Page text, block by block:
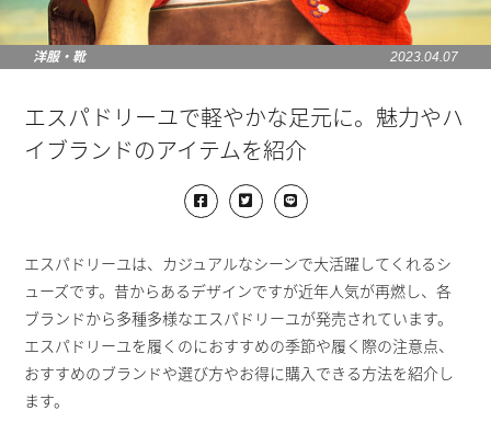
洋服・靴 2023.04.07
エスパドリーユで軽やかな足元に。魅力やハ
イブランドのアイテムを紹介
エスパドリーユは、カジュアルなシーンで大活躍してくれるシ
ューズです。昔からあるデザインですが近年人気が再燃し、各
ブランドから多種多様なエスパドリーユが発売されています。
エスパドリーユを履くのにおすすめの季節や履く際の注意点、
おすすめのブランドや選び方やお得に購入できる方法を紹介し
ます。